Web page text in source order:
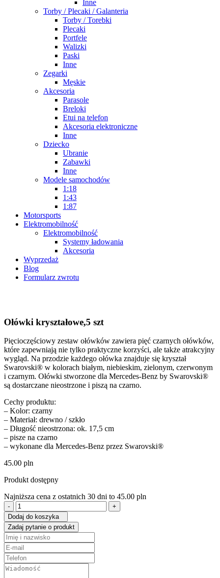
Inne
Torby / Plecaki / Galanteria
Torby / Torebki
Plecaki
Portfele
Walizki
Paski
Inne
Zegarki
Męskie
Akcesoria
Parasole
Breloki
Etui na telefon
Akcesoria elektroniczne
Inne
Dziecko
Ubranie
Zabawki
Inne
Modele samochodów
1:18
1:43
1:87
Motorsports
Elektromobilność
Elektromobilność
Systemy ładowania
Akcesoria
Wyprzedaż
Blog
Formularz zwrotu
Ołówki kryształowe,5 szt
Pięcioczęściowy zestaw ołówków zawiera pięć czarnych ołówków,
które zapewniają nie tylko praktyczne korzyści, ale także atrakcyjny
wygląd. Na przodzie każdego ołówka znajduje się kryształ
Swarovski® w kolorach białym, niebieskim, zielonym, czerwonym
i czarnym. Ołówki stworzone dla Mercedes-Benz by Swarovski®
są dostarczane nieostrzone i piszą na czarno.
Cechy produktu:
– Kolor: czarny
– Materiał: drewno / szkło
– Długość nieostrzona: ok. 17,5 cm
– pisze na czarno
– wykonane dla Mercedes-Benz przez Swarovski®
45.00 pln
Produkt dostępny
Najniższa cena z ostatnich 30 dni to 45.00 pln
ilość
Ołówki
kryształowe,5
szt
Dodaj do koszyka
Zadaj pytanie o produkt